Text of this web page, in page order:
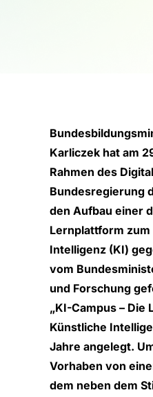
Karliczek hat am
Rahmen des
Bundesregierung
den Aufbau einer
Lernplattform
Intelligenz (KI)
vom
und Forschung
„KI-Campus –
Künstliche
Jahre angelegt.
Vorhaben von
dem neben dem